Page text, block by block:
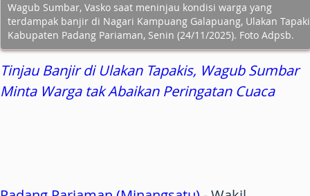
Wagub Sumbar, Vasko saat meninjau kondisi warga yang
terdampak banjir di Nagari Kampuang Galapuang, Ulakan
Kabupaten Padang Pariaman, Senin (24/11/2025). Foto Adpsb.
Tinjau Banjir di Ulakan Tapakis, Wagub Sumbar
Minta Warga tak Abaikan Peringatan Cuaca